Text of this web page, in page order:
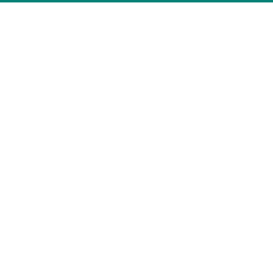
معاملات ۶ ارز دیجیتال متوقف شد / چه رمزارزهایی در فهرست هستند؟